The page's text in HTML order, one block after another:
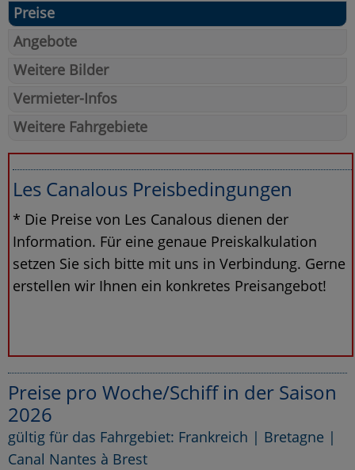
Preise
Angebote
Weitere Bilder
Vermieter-Infos
Weitere Fahrgebiete
Les Canalous Preisbedingungen
* Die Preise von Les Canalous dienen der
Information. Für eine genaue Preiskalkulation
setzen Sie sich bitte mit uns in Verbindung. Gerne
erstellen wir Ihnen ein konkretes Preisangebot!
Preise pro Woche/Schiff in der Saison
2026
gültig für das Fahrgebiet: Frankreich | Bretagne |
Canal Nantes à Brest